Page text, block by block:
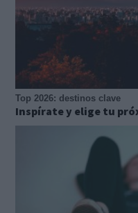
Top 2026: destinos clave
Inspírate y elige tu